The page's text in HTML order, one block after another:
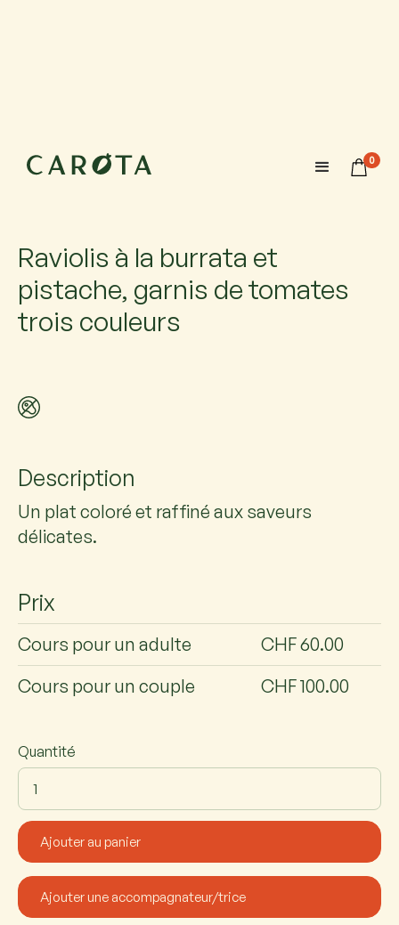
0
29 septembre 2026
Maximum 6 participants avec 1 accompagnateur chacun.
Raviolis à la burrata et
pistache, garnis de tomates
trois couleurs
Description
Un plat coloré et raffiné aux saveurs
délicates.
Prix
Cours pour un adulte
CHF 60.00
Cours pour un couple
CHF 100.00
Quantité